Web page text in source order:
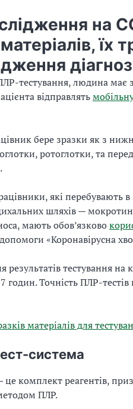
на
їх
тестування, людина має
відправлять
бере зразки як з
ротоглотки, та
які перебувають в
шляхів —
мають обов’язково
«Коронавірусна
результатів тестування на
Точність ПЛР-тестів
матеріалів для
система
це комплект реагентів,
ПЛР.